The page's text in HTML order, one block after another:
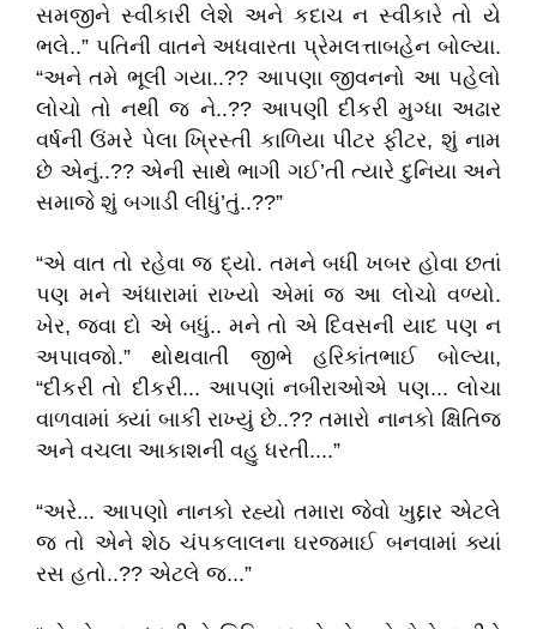
સમજીને સ્વીકારી લેશે અને કદાચ ન સ્વીકારે તો યે
ભલે..” પતિની વાતને અધવારતા પ્રેમલત્તાબહેન બોલ્યા.
“અને તમે ભૂલી ગયા..?? આપણા જીવનનો આ પહેલો
લોચો તો નથી જ ને..?? આપણી દીકરી મુગ્ધા અઢાર
વર્ષની ઉંમરે પેલા ખ્રિસ્તી કાળિયા પીટર ફીટર, શું નામ
છે એનું..?? એની સાથે ભાગી ગઈ’તી ત્યારે દુનિયા અને
સમાજે શું બગાડી લીધું’તું..??”
“એ વાત તો રહેવા જ દ્યો. તમને બધી ખબર હોવા છતાં
પણ મને અંધારામાં રાખ્યો એમાં જ આ લોચો વળ્યો.
ખેર, જવા દો એ બધું.. મને તો એ દિવસની યાદ પણ ન
અપાવજો.” થોથવાતી જીભે હરિકાંતભાઈ બોલ્યા,
“દીકરી તો દીકરી... આપણાં નબીરાઓએ પણ... લોચા
વાળવામાં ક્યાં બાકી રાખ્યું છે..?? તમારો નાનકો ક્ષિતિજ
અને વચલા આકાશની વહુ ધરતી....”
“અરે... આપણો નાનકો રહ્યો તમારા જેવો ખુદ્દાર એટલે
જ તો એને શેઠ ચંપકલાલના ઘરજમાઈ બનવામાં ક્યાં
રસ હતો..?? એટલે જ...”